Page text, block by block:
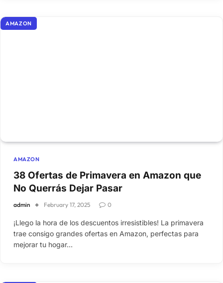
AMAZON
AMAZON
38 Ofertas de Primavera en Amazon que
No Querrás Dejar Pasar
admin February 17, 2025 0
¡Llego la hora de los descuentos irresistibles! La primavera
trae consigo grandes ofertas en Amazon, perfectas para
mejorar tu hogar…